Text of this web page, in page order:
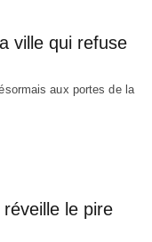
ville qui refuse
aux portes de la
le pire